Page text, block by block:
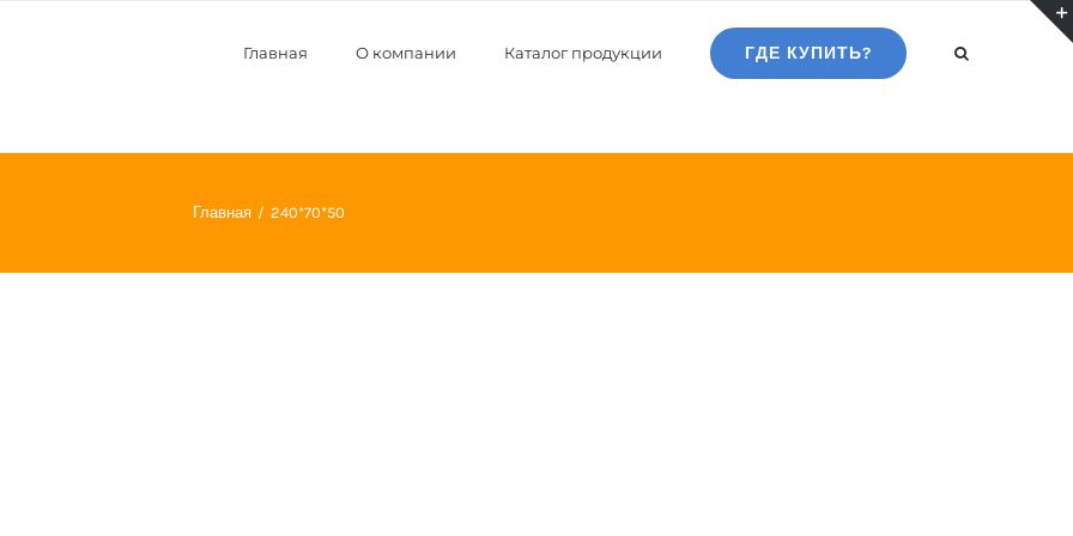
Главная О компании Каталог продукции ГДЕ КУПИТЬ?
Главная 240*70*50